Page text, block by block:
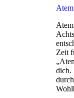
Zeit
dich.